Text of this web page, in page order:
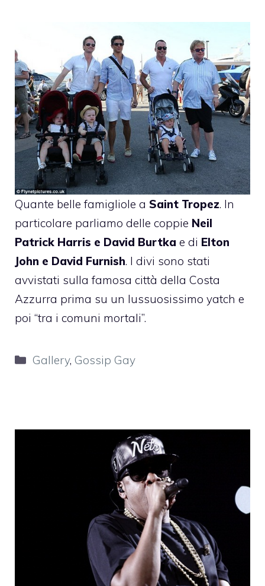
Quante belle famigliole a Saint Tropez. In
particolare parliamo delle coppie Neil
Patrick Harris e David Burtka e di Elton
John e David Furnish. I divi sono stati
avvistati sulla famosa città della Costa
Azzurra prima su un lussuosissimo yatch e
poi “tra i comuni mortali”.
Categorie
Gallery, Gossip Gay